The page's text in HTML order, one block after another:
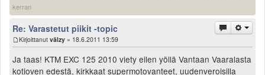
kerran
Re: Varastetut piikit -topic
Kirjoittanut välzy » 18.6.2011 13:59
Ja taas! KTM EXC 125 2010 viety eilen yöllä Vantaan Vaaralasta
kotioven edestä, kirkkaat supermotovanteet, uudenveroisilla